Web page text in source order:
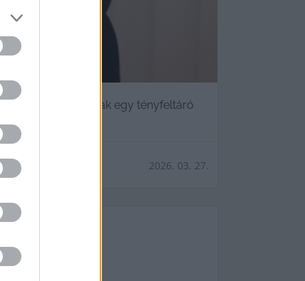
gyanúsítanak egy tényfeltáró
2026. 03. 27.